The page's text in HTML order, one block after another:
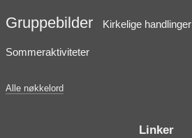
Gruppebilder Kirkelige handlinger
Sommeraktiviteter
Alle nøkkelord
Linker